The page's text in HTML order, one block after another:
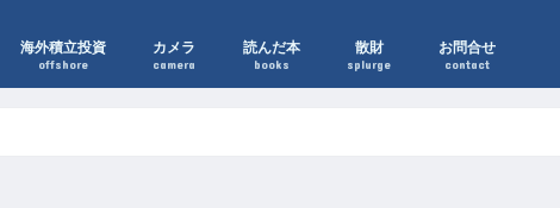
海外積立投資
offshore
カメラ
camera
読んだ本
books
散財
splurge
お問合せ
contact